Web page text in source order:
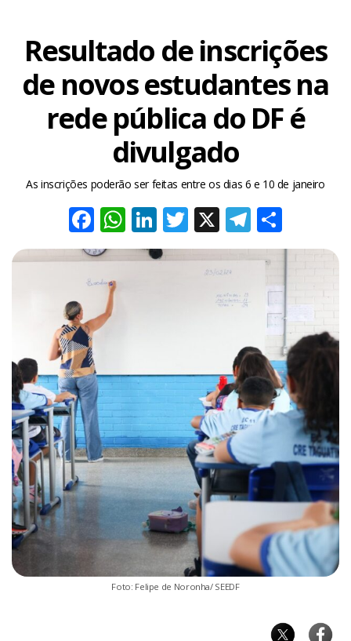
Resultado de inscrições
de novos estudantes na
rede pública do DF é
divulgado
As inscrições poderão ser feitas entre os dias 6 e 10 de janeiro
Facebook
WhatsApp
LinkedIn
Twitter
X
Foto: Felipe de Noronha/ SEEDF